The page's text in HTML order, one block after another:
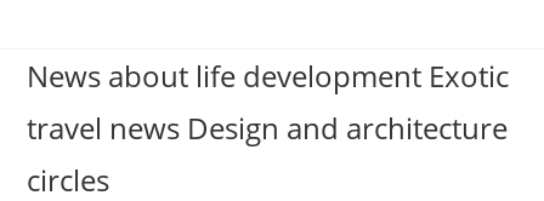
contentNews about life development Exotic
travel news Design and architecture
circles